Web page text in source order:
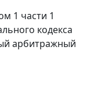
1 части 1
кодекса
арбитражный